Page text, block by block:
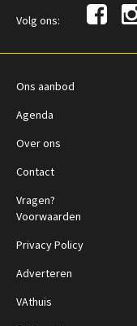
Volg ons:
Ons aanbod
Agenda
Over ons
Contact
Vragen?
Voorwaarden
Privacy Policy
Adverteren
VAthuis